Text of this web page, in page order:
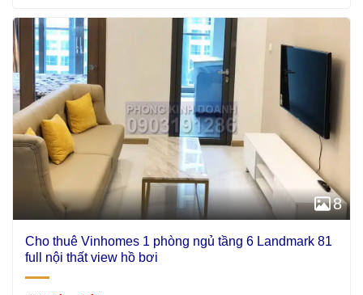
8
Cho thuê Vinhomes 1 phòng ngủ tầng 6 Landmark 81
full nội thất view hồ bơi